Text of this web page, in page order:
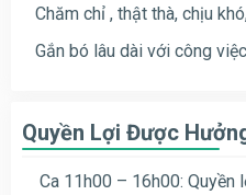
Chăm chỉ , thật thà, chịu
Gắn bó lâu dài với công việc
Quyền Lợi Được
Ca 11h00 – 16h00: